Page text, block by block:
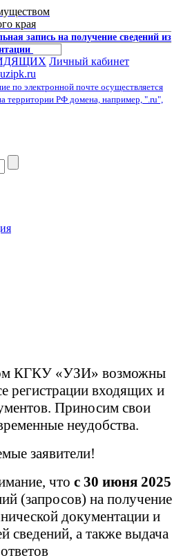
края
запись на получение сведений из
Личный кабинет
по электронной почте осуществляется
территории РФ домена, например, ".ru",
КГКУ «УЗИ» возможны
регистрации входящих и
Приносим свои
неудобства.
заявители!
что с 30 июня 2025
(запросов) на получение
документации и
сведений, а также выдача
ответов